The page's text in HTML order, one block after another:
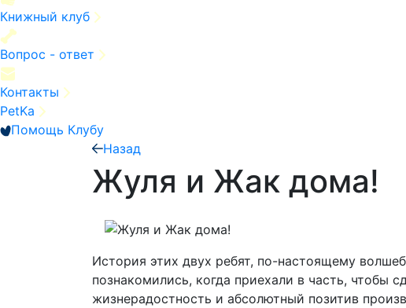
Книжный клуб
Вопрос - ответ
Контакты
PetKa
Помощь Клубу
Назад
Жуля и Жак дома!
История этих двух ребят, по-настоящему
познакомились, когда приехали в часть, чтобы
жизнерадостность и абсолютный позитив